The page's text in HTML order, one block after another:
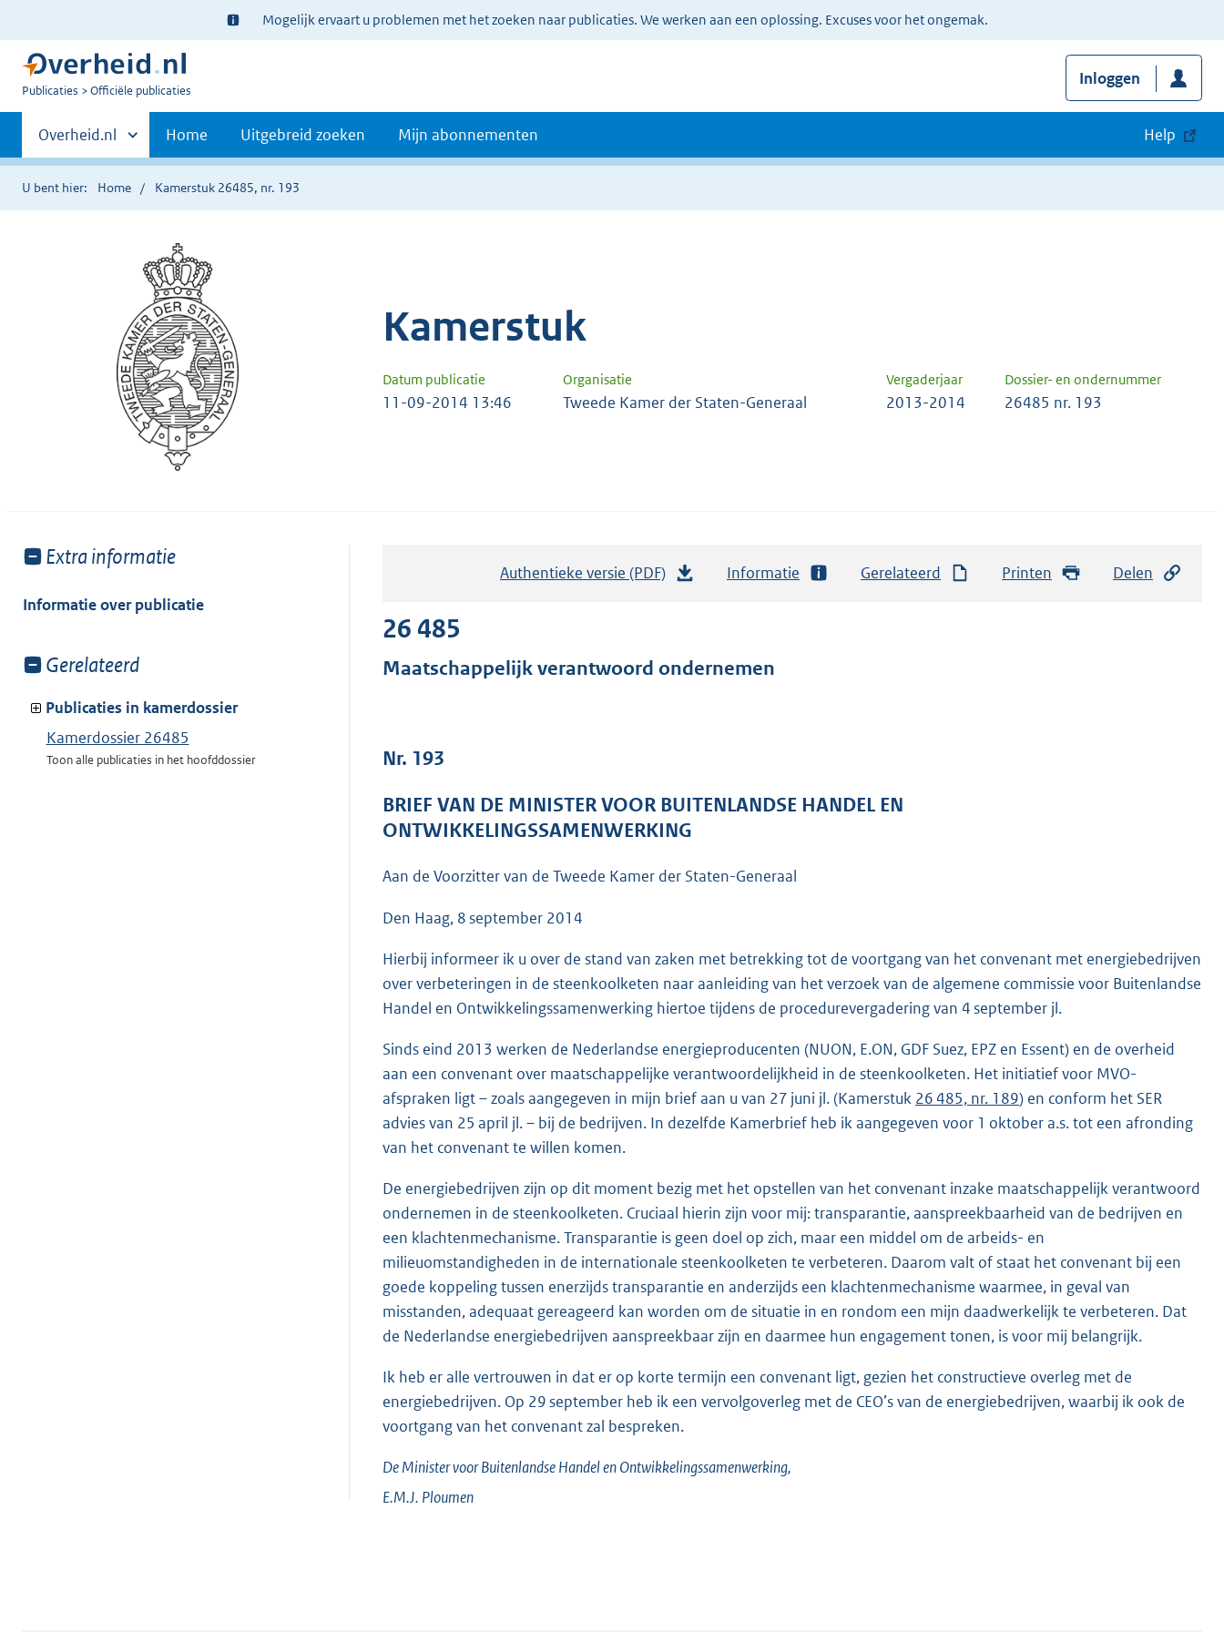
Ter
informatie:
Mogelijk ervaart u problemen met het zoeken naar publicaties. We werken aan een oplossing. Excuses voor het ongemak.
U
Publicaties Officiële publicaties
Inloggen
Primaire
navigatie
Andere
sites
binnen
Overheid.nl Home Uitgebreid zoeken Mijn abonnementen Help
U bent hier: Home Kamerstuk 26485, nr. 193
Kamerstuk
Datum publicatie Organisatie Vergaderjaar Dossier- en ondernummer
11-09-2014 13:46 Tweede Kamer der Staten-Generaal 2013-2014 26485 nr. 193
Toon
van:
Extra informatie
Informatie over publicatie
Toon
van:
Gerelateerd
Publicaties in kamerdossier
Kamerdossier 26485
Toon alle publicaties in het hoofddossier
Authentieke versie (PDF)
a
r
o
o
t
3
8
K
Informatie Gerelateerd Printen Delen
26 485
Maatschappelijk verantwoord ondernemen
Nr. 193
BRIEF VAN DE MINISTER VOOR BUITENLANDSE HANDEL EN
ONTWIKKELINGSSAMENWERKING
Aan de Voorzitter van de Tweede Kamer der Staten-Generaal
Den Haag, 8 september 2014
Hierbij informeer ik u over de stand van zaken met betrekking tot de voortgang van het convenant met energiebedrijven
over verbeteringen in de steenkoolketen naar aanleiding van het verzoek van de algemene commissie voor Buitenlandse
Handel en Ontwikkelingssamenwerking hiertoe tijdens de procedurevergadering van 4 september jl.
Sinds eind 2013 werken de Nederlandse energieproducenten (NUON, E.ON, GDF Suez, EPZ en Essent) en de overheid
aan een convenant over maatschappelijke verantwoordelijkheid in de steenkoolketen. Het initiatief voor MVO-
afspraken ligt – zoals aangegeven in mijn brief aan u van 27 juni jl. (Kamerstuk 26 485, nr. 189) en conform het SER
advies van 25 april jl. – bij de bedrijven. In dezelfde Kamerbrief heb ik aangegeven voor 1 oktober a.s. tot een afronding
van het convenant te willen komen.
De energiebedrijven zijn op dit moment bezig met het opstellen van het convenant inzake maatschappelijk verantwoord
ondernemen in de steenkoolketen. Cruciaal hierin zijn voor mij: transparantie, aanspreekbaarheid van de bedrijven en
een klachtenmechanisme. Transparantie is geen doel op zich, maar een middel om de arbeids- en
milieuomstandigheden in de internationale steenkoolketen te verbeteren. Daarom valt of staat het convenant bij een
goede koppeling tussen enerzijds transparantie en anderzijds een klachtenmechanisme waarmee, in geval van
misstanden, adequaat gereageerd kan worden om de situatie in en rondom een mijn daadwerkelijk te verbeteren. Dat
de Nederlandse energiebedrijven aanspreekbaar zijn en daarmee hun engagement tonen, is voor mij belangrijk.
Ik heb er alle vertrouwen in dat er op korte termijn een convenant ligt, gezien het constructieve overleg met de
energiebedrijven. Op 29 september heb ik een vervolgoverleg met de CEO’s van de energiebedrijven, waarbij ik ook de
voortgang van het convenant zal bespreken.
De Minister voor Buitenlandse Handel en Ontwikkelingssamenwerking,
E.M.J. Ploumen